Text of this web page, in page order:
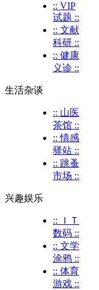
:: VIP
试题 ::
:: 文献
科研 ::
:: 健康
义诊 ::
生活杂谈
:: 山医
茶馆 ::
:: 情感
驿站 ::
:: 跳蚤
市场 ::
兴趣娱乐
:: ＩＴ
数码 ::
:: 文学
涂鸦 ::
:: 体育
游戏 ::